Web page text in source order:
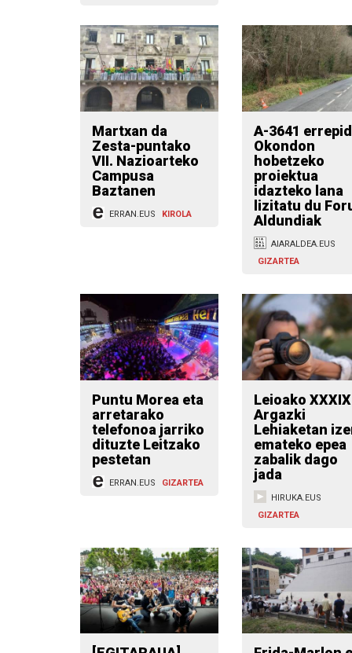
Martxan da
Zesta-puntako
VII. Nazioarteko
Campusa
Baztanen
ERRAN.EUS KIROLA
A-3641
Okondon
hobetzeko
proiektua
idazteko lana
lizitatu du
Aldundiak
AIARALDEA.EUS
GIZARTEA
Puntu Morea eta
arretarako
telefonoa jarriko
dituzte Leitzako
pestetan
ERRAN.EUS GIZARTEA
Leioako
Argazki
Lehiaketan
emateko epea
zabalik dago
jada
HIRUKA.EUS
GIZARTEA